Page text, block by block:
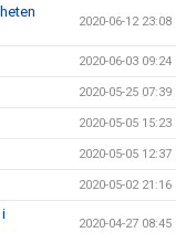
2020-06-12 23:08
2020-06-03 09:24
2020-05-25 07:39
2020-05-05 15:23
2020-05-05 12:37
2020-05-02 21:16
i
2020-04-27 08:45